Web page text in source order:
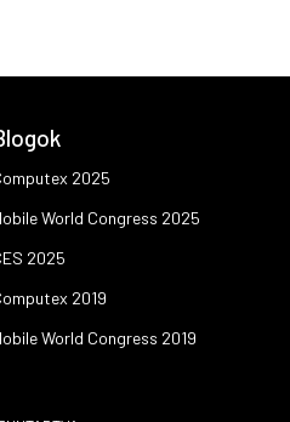
2025
World Congress 2025
2025
2019
World Congress 2019